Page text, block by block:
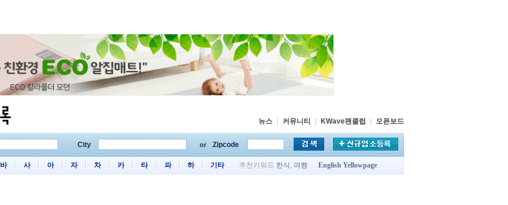
뉴스 커뮤니티 KWave팬클럽 오픈보드
City or Zipcode
바 사 아 자 차 카 타 파 하 기타 추천키워드 한식 , 여행 English Yellowpage